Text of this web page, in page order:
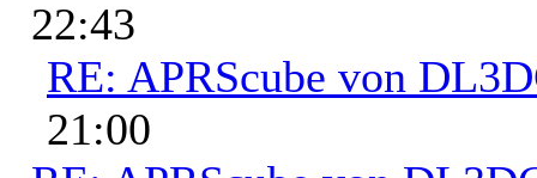
22:43
RE: APRScube von
21:00